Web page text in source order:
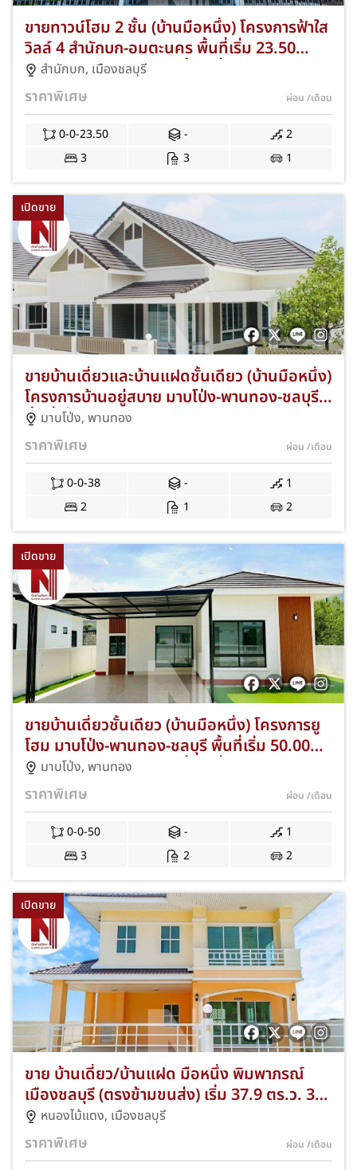
ขายทาวน์โฮม 2 ชั้น (บ้านมือหนึ่ง) โครงการฟ้าใส
วิลล์ 4 สำนักบก-อมตะนคร พื้นที่เริ่ม 23.50
ตร.ว. 3 ห้องนอน 3 ห้องน้ำ 1 ที่จอดรถ ดีไซน์ทัน
สมัยใกล้ทางด่วนและแหล่งงานอมตะนคร ของ
แถมจัดเต็มกว่า 10 รายการ ฟรีโอนและจดจำนอง
JS-376
สำนักบก, เมืองชลบุรี
ราคาพิเศษ ผ่อน /เดือน
0-0-23.50 -
2
3
3 1
เปิดขาย
ขายบ้านเดี่ยวและบ้านแฝดชั้นเดียว (บ้านมือหนึ่ง)
โครงการบ้านอยู่สบาย มาบโป่ง-พานทอง-ชลบุรี
พื้นที่เริ่ม 38.00 ตร.ว. ฟังก์ชัน 2-3 ห้องนอน
ทำเลศักยภาพใกล้นิคมอมตะนครและมอเตอร์เวย์
สาย 7 ส่วนลดสูงสุด 300,000 บาท ฟรีของแถม
จัดเต็มพร้อมเข้าอยู่และฟรีทุกค่าใช้จ่ายวันโอน
JS-370
มาบโป่ง, พานทอง
ราคาพิเศษ ผ่อน /เดือน
0-0-38 -
1
2
1 2
เปิดขาย
ขายบ้านเดี่ยวชั้นเดียว (บ้านมือหนึ่ง) โครงการยู
โฮม มาบโป่ง-พานทอง-ชลบุรี พื้นที่เริ่ม 50.00
ตร.ว. 3 ห้องนอน 2 ห้องน้ำ 2 ที่จอดรถ ความ
เป็นส่วนตัวสูงหน้า-หลังไม่ชนใคร ใกล้นิคมอมตะ
ชลบุรี ก่ออิฐมอญแดงทั้งหลัง แถมฟรีแอร์และ
ประตูรีโมทไฟฟ้า พร้อมฟรีทุกค่าใช้จ่ายวันโอน JS-
มาบโป่ง, พานทอง
ราคาพิเศษ ผ่อน /เดือน
0-0-50 -
1
3
2 2
เปิดขาย
ขาย บ้านเดี่ยว/บ้านแฝด มือหนึ่ง พิมพาภรณ์
เมืองชลบุรี (ตรงข้ามขนส่ง) เริ่ม 37.9 ตร.ว. 3
นอน ทำเลดีหนองไม้แดง! ฟรีส่วนกลาง 2 ปี/
แอร์ 2 เครื่อง/ฟรีโอนฯ! JS-149
หนองไม้แดง, เมืองชลบุรี
ราคาพิเศษ ผ่อน /เดือน